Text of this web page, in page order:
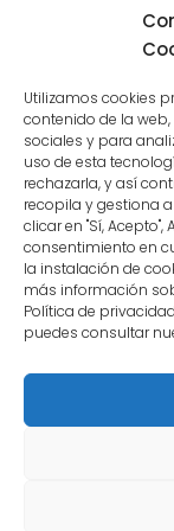
Utilizamos cookies
contenido de la
sociales y para
uso de esta
rechazarla, y así
recopila y gestiona
clicar en "Sí, Acepto",
consentimiento en
la instalación de
más información
Política de
puedes consultar
CONTACTO
MENÚ
MI CUENTA
reservados. |